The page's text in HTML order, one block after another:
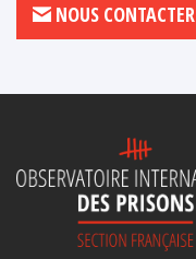
NOUS CONTACTER